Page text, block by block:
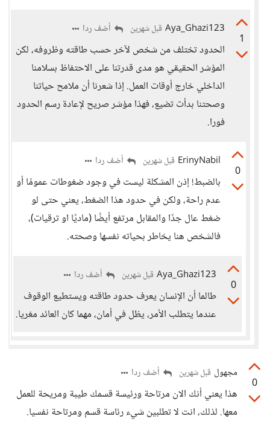
1
Aya_Ghazi123 قبل شهرين أضف ردا
الحدود تختلف من شخص لآخر حسب طاقته وظروفه، لكن
المؤشر الحقيقي هو مدى قدرتنا على الاحتفاظ بسلامنا
الداخلي خارج أوقات العمل. إذا شعرنا أن ملامح حياتنا
وصحتنا بدأت تضيع، فهذا مؤشر صريح لإعادة رسم الحدود
فورا.
0
ErinyNabil قبل شهرين أضف ردا
بالضبط! إذن المشكلة ليست في وجود ضغوطات عمومًا أو
عدم راحة، ولكن في حدود هذا الضغط، يعني حتى لو
ضغط عال جدًا والمقابل مرتفع أيضًا (ماديًا او ترقيات)،
فالشخص هنا يخاطر بحياته نفسها وصحته.
0
Aya_Ghazi123 قبل شهرين أضف ردا
طالما أن الإنسان يعرف حدود طاقته ويستطيع الوقوف
عندما يتطلب الأمر، يظل في أمان، مهما كان العائد مغريا.
0
مجهول قبل شهرين أضف ردا
هذا يعني أنك الان مرتاحة ورئيسة قسمك طيبة ومريحة للعمل
معها. لذلك، انت لا تطلبين شيء رئاسة قسم ومرتاحة نفسيا.